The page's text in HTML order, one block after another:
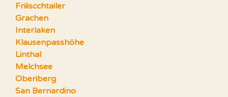
Friiiscchtailer
Grachen
Interlaken
Klausenpasshöhe
Linthal
Melchsee
Oberiberg
San Bernardino